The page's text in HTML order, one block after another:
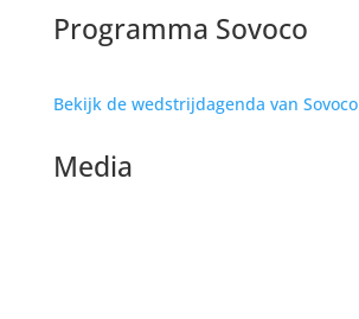
Programma Sovoco
Bekijk de wedstrijdagenda van Sovoco
Media